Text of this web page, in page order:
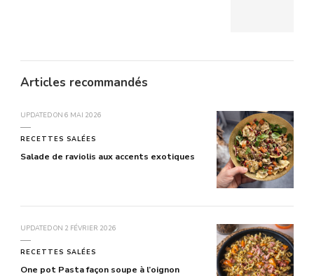
Articles recommandés
UPDATED ON 6 MAI 2026
RECETTES SALÉES
Salade de raviolis aux accents exotiques
UPDATED ON 2 FÉVRIER 2026
RECETTES SALÉES
One pot Pasta façon soupe à l’oignon